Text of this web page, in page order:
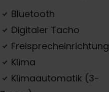
Bluetooth
Digitaler Tacho
Freisprecheinrichtung
Klima
Klimaautomatik (3-